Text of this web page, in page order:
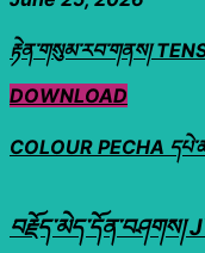
རྟེན་གསུམ་རབ་གནས།
DOWNLOAD
COLOUR PECHA